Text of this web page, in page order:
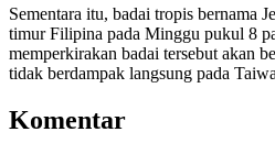
Sementara itu, badai tropis bernama
timur Filipina pada Minggu pukul 8
memperkirakan badai tersebut akan
tidak berdampak langsung pada
Komentar